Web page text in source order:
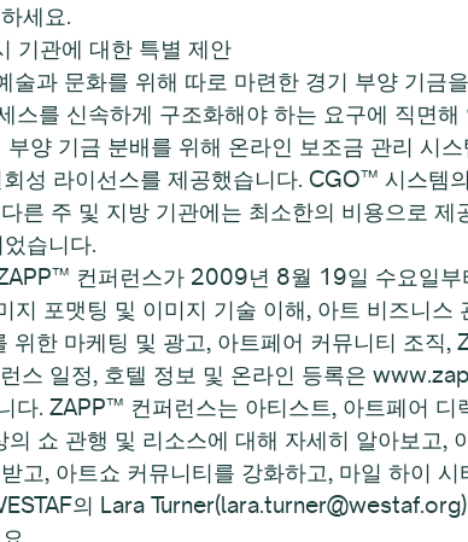
세요.
기관에 대한 특별 제안
과 문화를 위해 따로 마련한 경기 부양 기금
스를 신속하게 구조화해야 하는 요구에 직면
양 기금 분배를 위해 온라인 보조금 관리 시
성 라이선스를 제공했습니다. CGO™ 시스템
른 주 및 지방 기관에는 최소한의 비용으로 제
습니다.
컨퍼런스가 2009년 8월 19일 수요일
포맷팅 및 이미지 기술 이해, 아트 비즈니스
한 마케팅 및 광고, 아트페어 커뮤니티 조직
스 일정, 호텔 정보 및 온라인 등록은
다. ZAPP™ 컨퍼런스는 아티스트, 아트페어 디
쇼 관행 및 리소스에 대해 자세히 알아보고,
고, 아트쇼 커뮤니티를 강화하고, 마일 하이
의 Lara